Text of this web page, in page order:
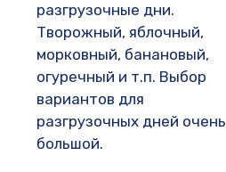
разгрузочные дни.
Творожный, яблочный,
морковный, банановый,
огуречный и т.п. Выбор
вариантов для
разгрузочных дней очень
большой.